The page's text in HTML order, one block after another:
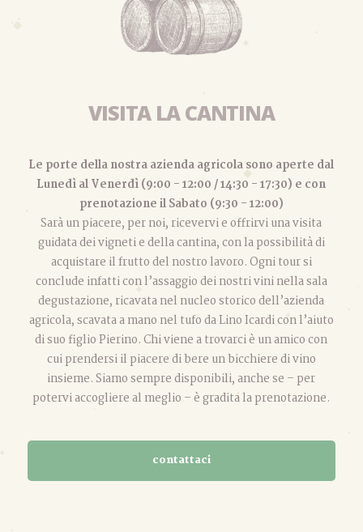
VISITA LA CANTINA
Le porte della nostra azienda agricola sono aperte dal
Lunedì al Venerdì (9:00 - 12:00 / 14:30 - 17:30) e con
prenotazione il Sabato (9:30 - 12:00)
Sarà un piacere, per noi, ricevervi e offrirvi una visita
guidata dei vigneti e della cantina, con la possibilità di
acquistare il frutto del nostro lavoro. Ogni tour si
conclude infatti con l’assaggio dei nostri vini nella sala
degustazione, ricavata nel nucleo storico dell’azienda
agricola, scavata a mano nel tufo da Lino Icardi con l’aiuto
di suo figlio Pierino. Chi viene a trovarci è un amico con
cui prendersi il piacere di bere un bicchiere di vino
insieme. Siamo sempre disponibili, anche se – per
potervi accogliere al meglio – è gradita la prenotazione.
contattaci